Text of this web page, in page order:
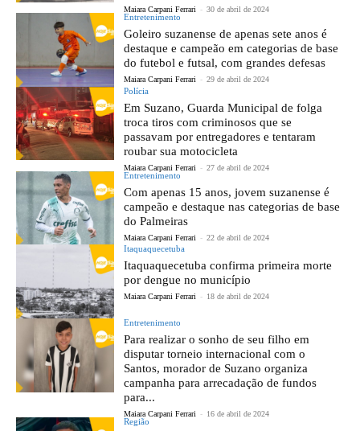
Maiara Carpani Ferrari - 30 de abril de 2024
Entretenimento
Goleiro suzanense de apenas sete anos é
destaque e campeão em categorias de base
do futebol e futsal, com grandes defesas
Maiara Carpani Ferrari - 29 de abril de 2024
Polícia
Em Suzano, Guarda Municipal de folga
troca tiros com criminosos que se
passavam por entregadores e tentaram
roubar sua motocicleta
Maiara Carpani Ferrari - 27 de abril de 2024
Entretenimento
Com apenas 15 anos, jovem suzanense é
campeão e destaque nas categorias de base
do Palmeiras
Maiara Carpani Ferrari - 22 de abril de 2024
Itaquaquecetuba
Itaquaquecetuba confirma primeira morte
por dengue no município
Maiara Carpani Ferrari - 18 de abril de 2024
Entretenimento
Para realizar o sonho de seu filho em
disputar torneio internacional com o
Santos, morador de Suzano organiza
campanha para arrecadação de fundos
para...
Maiara Carpani Ferrari - 16 de abril de 2024
Região